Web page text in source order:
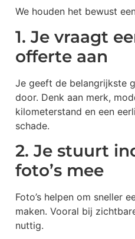
We houden het bewust
1. Je vraagt
offerte aan
Je geeft de belangrijkste
door. Denk aan merk,
kilometerstand en een
schade.
2. Je stuurt
foto’s mee
Foto’s helpen om sneller
maken. Vooral bij
nuttig.